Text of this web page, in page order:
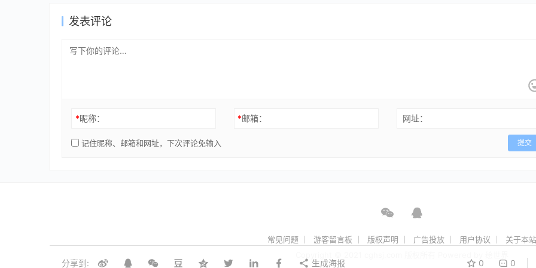
分享到: 生成海报 0 0
发表评论
*昵称： *邮箱： 网址：
记住昵称、邮箱和网址，下次评论免输入 提交
常见问题 游客留言板 版权声明 广告投放 用户协议
关于本站